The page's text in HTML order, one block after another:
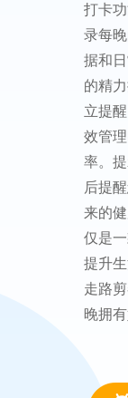
打卡
录每
据和
的精
立提
效管
率。
后提
来的
仅是
提升
走路
晚拥